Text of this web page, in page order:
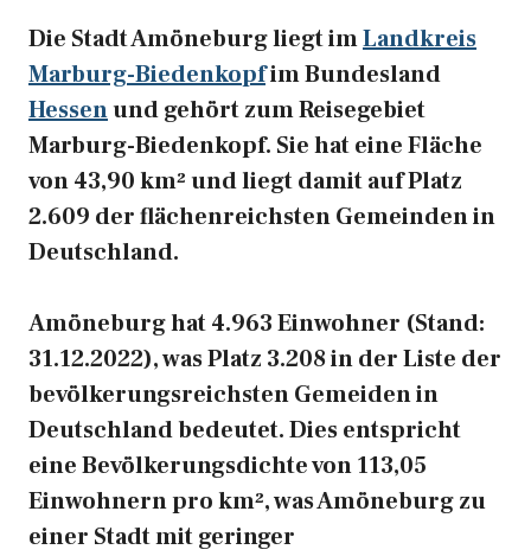
Die Stadt Amöneburg liegt imLandkreis
Marburg-Biedenkopfim Bundesland
Hessenund gehört zum Reisegebiet
Marburg-Biedenkopf. Sie hat eine Fläche
von 43,90 km² und liegt damit auf Platz
2.609 der flächenreichsten Gemeinden in
Deutschland.
Amöneburg hat 4.963 Einwohner (Stand:
31.12.2022), was Platz 3.208 in der Liste der
bevölkerungsreichsten Gemeiden in
Deutschland bedeutet. Dies entspricht
eine Bevölkerungsdichte von 113,05
Einwohnern pro km², was Amöneburg zu
einer Stadt mit geringer